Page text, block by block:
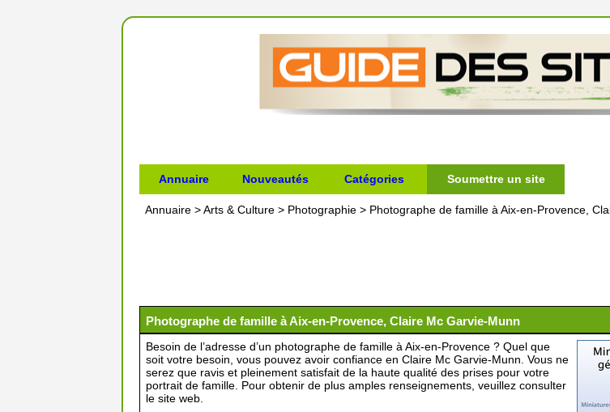
Annuaire Nouveautés Catégories Soumettre un site
Annuaire >Arts & Culture > Photographie > Photographe de famille à Aix-en-Provence,
Photographe de famille à Aix-en-Provence, Claire Mc Garvie-Munn
Besoin de l’adresse d’un photographe de famille à Aix-en-Provence ? Quel que
soit votre besoin, vous pouvez avoir confiance en Claire Mc Garvie-Munn. Vous ne
serez que ravis et pleinement satisfait de la haute qualité des prises pour votre
portrait de famille. Pour obtenir de plus amples renseignements, veuillez consulter
le site web.